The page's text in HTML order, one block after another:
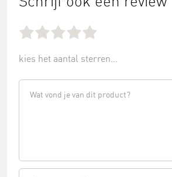
kies het aantal sterren...